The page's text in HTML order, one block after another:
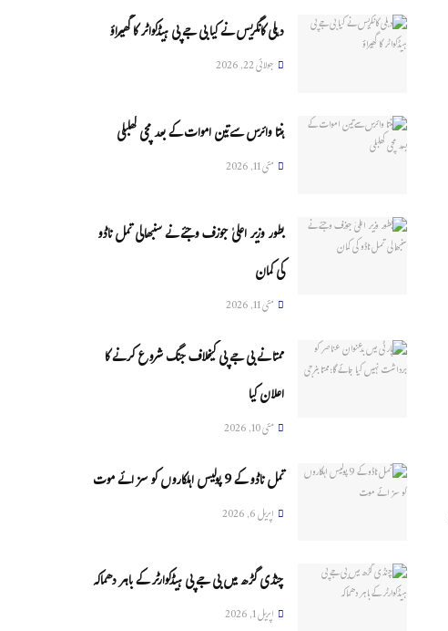
دہلی کانگریس نے کیا بی جے پی ہیڈکواٹر کا گھیراؤ
جولائی 22, 2026
ہنتا وائرس سےتین اموات کے بعد مچی کھلبلی
مئی 11, 2026
بطور وزیر اعلیٰ جوزف وجئے نے سنبھالی تمل ناڈو
کی کمان
مئی 11, 2026
ممتا نے بی جے پی کیخلاف جنگ شروع کرنے کا
اعلان کیا
مئی 10, 2026
تمل ناڈو کے 9 پولیس اہلکاروں کو سزائے موت
اپریل 6, 2026
چنڈی گڑھ میں بی جے پی ہیڈکوارٹر کے باہر دھماکہ
اپریل 1, 2026